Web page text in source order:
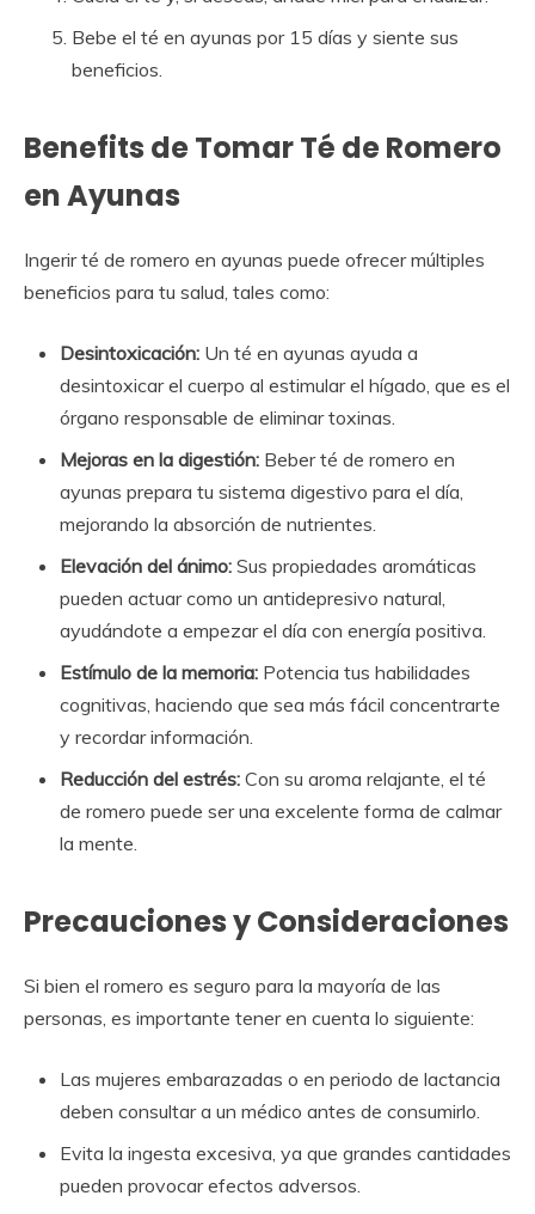
Bebe el té en ayunas por 15 días y siente sus
beneficios.
Benefits de Tomar Té de Romero
en Ayunas
Ingerir té de romero en ayunas puede ofrecer múltiples
beneficios para tu salud, tales como:
Desintoxicación: Un té en ayunas ayuda a
desintoxicar el cuerpo al estimular el hígado, que es el
órgano responsable de eliminar toxinas.
Mejoras en la digestión: Beber té de romero en
ayunas prepara tu sistema digestivo para el día,
mejorando la absorción de nutrientes.
Elevación del ánimo: Sus propiedades aromáticas
pueden actuar como un antidepresivo natural,
ayudándote a empezar el día con energía positiva.
Estímulo de la memoria: Potencia tus habilidades
cognitivas, haciendo que sea más fácil concentrarte
y recordar información.
Reducción del estrés: Con su aroma relajante, el té
de romero puede ser una excelente forma de calmar
la mente.
Precauciones y Consideraciones
Si bien el romero es seguro para la mayoría de las
personas, es importante tener en cuenta lo siguiente:
Las mujeres embarazadas o en periodo de lactancia
deben consultar a un médico antes de consumirlo.
Evita la ingesta excesiva, ya que grandes cantidades
pueden provocar efectos adversos.